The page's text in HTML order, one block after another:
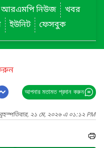
আরএমপি নিউজ
খবর
ইউনিট ফেসবুক
আপনার মতামত প্রদান করুন
২১ মে, ২০২৬ এ ০১:১২ PM